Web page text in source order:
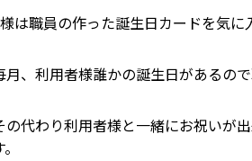
は職員の作った誕生日カードを気に
月、利用者様誰かの誕生日があるの
の代わり利用者様と一緒にお祝いが